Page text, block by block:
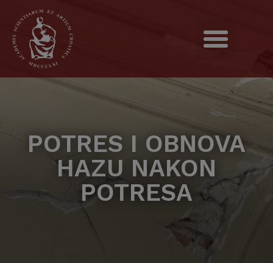
POTRES I OBNOVA
HAZU NAKON
POTRESA